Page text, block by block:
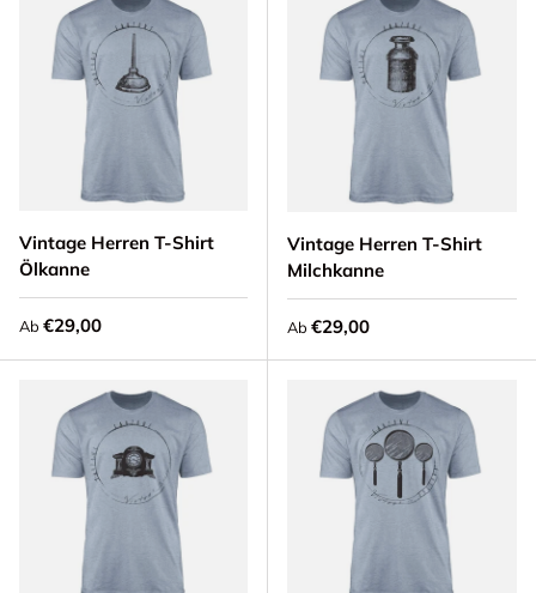
Vintage Herren T-Shirt
Ölkanne
Ab Normaler Preis
€29,00
Vintage Herren T-Shirt
Milchkanne
Ab Normaler Preis
€29,00